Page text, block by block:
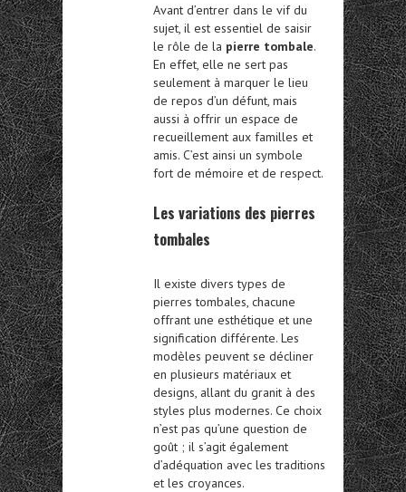
Avant d’entrer dans le vif du
sujet, il est essentiel de saisir
le rôle de la pierre tombale.
En effet, elle ne sert pas
seulement à marquer le lieu
de repos d’un défunt, mais
aussi à offrir un espace de
recueillement aux familles et
amis. C’est ainsi un symbole
fort de mémoire et de respect.
Les variations des pierres
tombales
Il existe divers types de
pierres tombales, chacune
offrant une esthétique et une
signification différente. Les
modèles peuvent se décliner
en plusieurs matériaux et
designs, allant du granit à des
styles plus modernes. Ce choix
n’est pas qu’une question de
goût ; il s’agit également
d’adéquation avec les traditions
et les croyances.